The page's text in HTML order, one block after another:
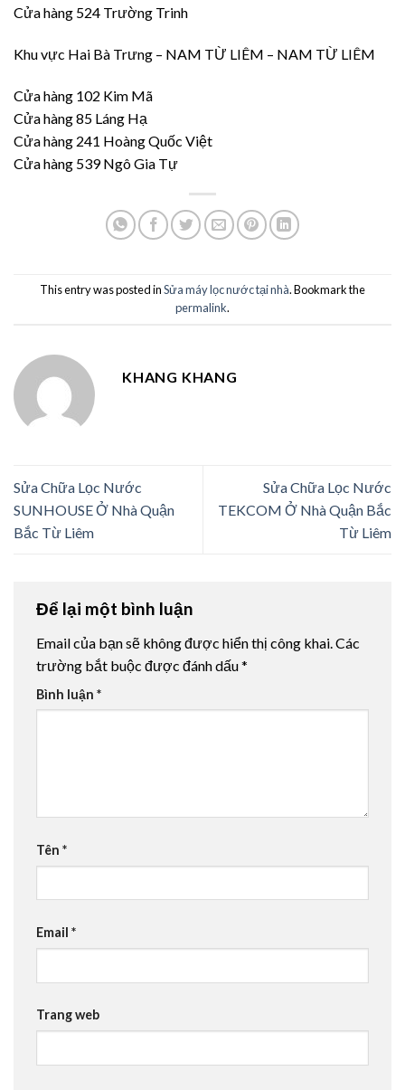
Cửa hàng 524 Trường Trinh
Khu vực Hai Bà Trưng – NAM TỪ LIÊM – NAM TỪ LIÊM
Cửa hàng 102 Kim Mã
Cửa hàng 85 Láng Hạ
Cửa hàng 241 Hoàng Quốc Việt
Cửa hàng 539 Ngô Gia Tự
This entry was posted inSửa máy lọc nước tại nhà. Bookmark the
permalink.
KHANG KHANG
Sửa Chữa Lọc Nước
SUNHOUSE Ở Nhà Quận
Bắc Từ Liêm
Sửa Chữa Lọc Nước
TEKCOM Ở Nhà Quận Bắc
Từ Liêm
Để lại một bình luận
Email của bạn sẽ không được hiển thị công khai. Các
trường bắt buộc được đánh dấu*
Bình luận *
Tên *
Email *
Trang web